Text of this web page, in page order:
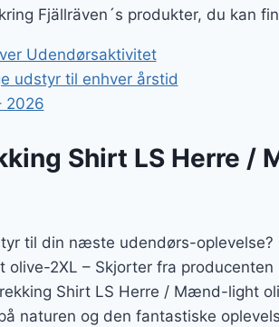
Fjällräven´s produkter, du kan
Udendørsaktivitet
udstyr til enhver årstid
2026
Shirt LS Herre
til din næste udendørs-oplevelse?
2XL – Skjorter fra
Shirt LS Herre / Mænd-light
naturen og den fantastiske